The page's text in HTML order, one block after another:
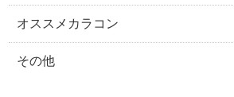
オススメカラコン
その他